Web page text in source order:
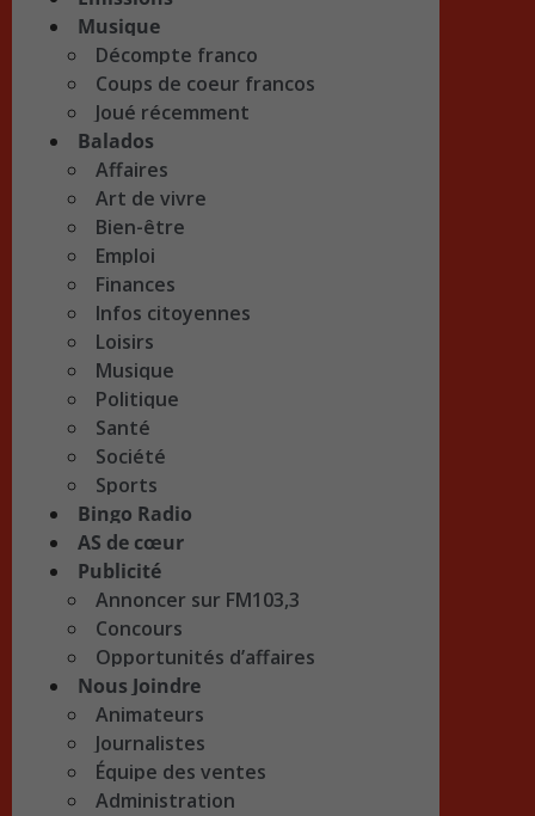
Musique
Décompte franco
Coups de coeur francos
Joué récemment
Balados
Affaires
Art de vivre
Bien-être
Emploi
Finances
Infos citoyennes
Loisirs
Musique
Politique
Santé
Société
Sports
Bingo Radio
AS de cœur
Publicité
Annoncer sur FM103,3
Concours
Opportunités d’affaires
Nous Joindre
Animateurs
Journalistes
Équipe des ventes
Administration